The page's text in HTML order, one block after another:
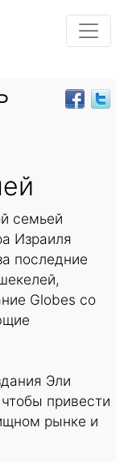
семьей
Израиля
последние
Globes со
Эли
привести
рынке и